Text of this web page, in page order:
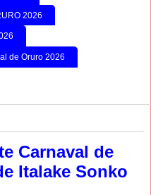
2026
de Oruro 2026
Carnaval de
Italake Sonko